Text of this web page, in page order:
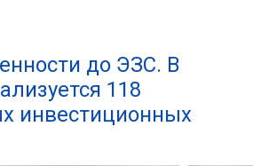
до ЭЗС. В
118
инвестиционных